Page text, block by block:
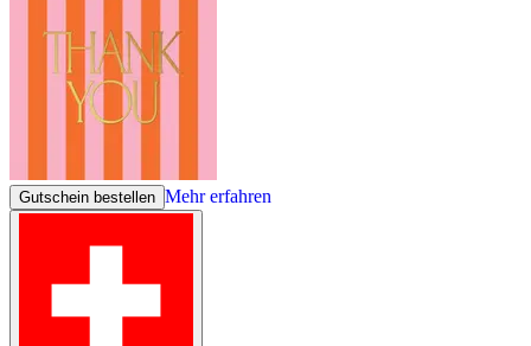
Gutschein bestellen Mehr erfahren